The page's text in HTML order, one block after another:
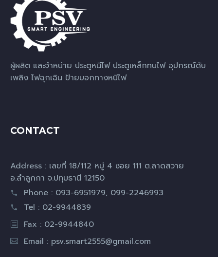
ผู้ผลิต และจำหน่าย ประตูหนีไฟ ประตูเหล็กทนไฟ อุปกรณ์ดับ
เพลิง ไฟฉุกเฉิน ป้ายบอกทางหนีไฟ
CONTACT
Address : เลขที่ 18/112 หมู่ 4 ซอย 111 ต.ลาดสวาย
อ.ลำลูกกา จ.ปทุมธานี 12150
Phone : 093-6951979, 099-2246993
Tel : 02-9944839
Fax : 02-9944840
Email : psv.smart2555@gmail.com